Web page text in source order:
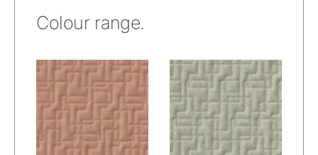
Colour range.
De Ploeg – Bold:
01
De Ploeg – Bold:
08